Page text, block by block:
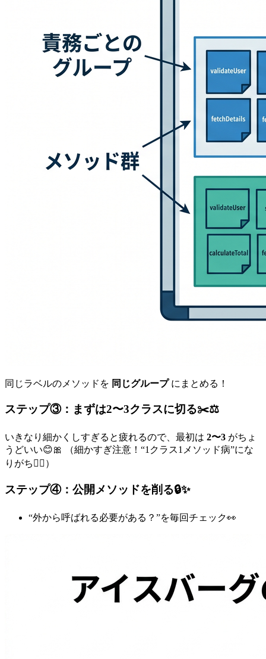
同じラベルのメソッドを 同じグループにまとめる！
ステップ③：まずは2〜3クラスに切る✂️⚖️
いきなり細かくしすぎると疲れるので、最初は 2〜3 がちょ
うどいい😊🎀 （細かすぎ注意！“1クラス1メソッド病”にな
りがち😵‍💫）
ステップ④：公開メソッドを削る🔒✨
“外から呼ばれる必要がある？”を毎回チェック👀